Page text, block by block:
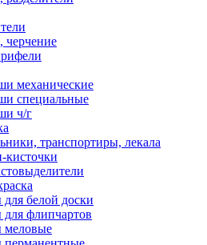
черчение
механические
специальные
ч/г
транспортиры, лекала
кисточки
белой доски
флипчартов
меловые